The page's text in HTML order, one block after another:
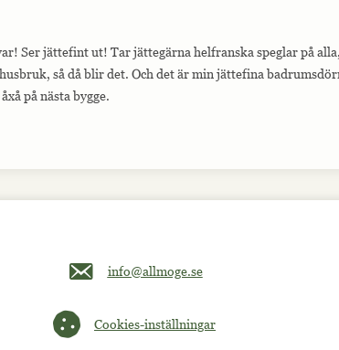
Ser jättefint ut! Tar jättegärna helfranska speglar på
så då blir det. Och det är min jättefina
på nästa bygge.
Maila oss på info@allmoge.se
info@allmoge.se
Cookies-inställningar
Cookies-inställningar